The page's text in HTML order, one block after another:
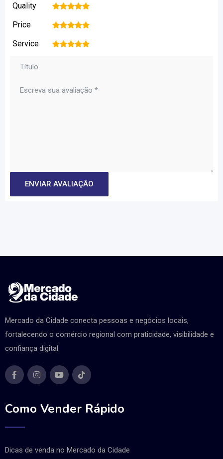
Quality 5
4
3
2
Price 5
4
3
2
Service 5
4
3
2
Mercado da Cidade conecta pessoas e negócios locais,
fortalecendo o comércio regional com praticidade, visibilidade e
confiança digital.
Como Vender Rápido
Dicas de venda no Mercado da Cidade